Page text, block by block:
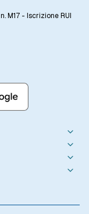
M17 - Iscrizione RUI